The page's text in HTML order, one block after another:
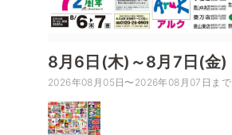
8月6日(木)～8月7日(金)
2026年08月05日〜2026年08月07日まで